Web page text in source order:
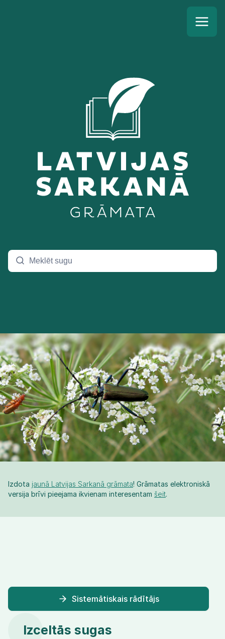
Izdota jaunā Latvijas Sarkanā grāmata! Grāmatas elektroniskā
versija brīvi pieejama ikvienam interesentam šeit.
Sistemātiskais rādītājs
Izceltās sugas